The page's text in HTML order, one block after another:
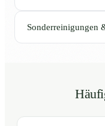
Sonderreinigungen